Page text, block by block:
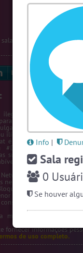
de bate-papo. Veja
Linkedin
na Rede Brazink.
passar número de
conteúdos ou
ilícito.
é um site de salas de
têm
suspeitas para averiguar
de acordo com os
não se
nem pelas salas de bate-
um usuário sempre
de idade, só utilize as
de seus pais
de 18 anos,
fornecer informações
de uso completo.
Info |
Sala
0
Se houver